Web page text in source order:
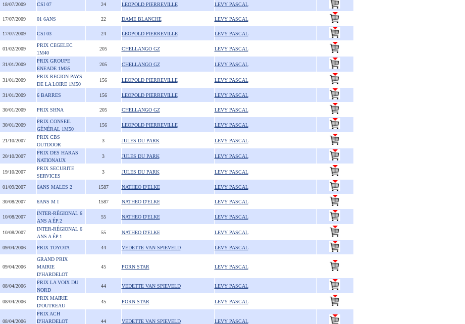
18/07/2009 CSI 07 24 LEOPOLD PIERREVILLE LEVY PASCAL
17/07/2009 01 6ANS 22 DAME BLANCHE LEVY PASCAL
17/07/2009 CSI 03 24 LEOPOLD PIERREVILLE LEVY PASCAL
01/02/2009
PRIX CEGELEC
1M40
205 CHELLANGO GZ LEVY PASCAL
31/01/2009
PRIX GROUPE
ENEADE 1M35
205 CHELLANGO GZ LEVY PASCAL
31/01/2009
PRIX REGION PAYS
DE LA LOIRE 1M50
156 LEOPOLD PIERREVILLE LEVY PASCAL
31/01/2009 6 BARRES 156 LEOPOLD PIERREVILLE LEVY PASCAL
30/01/2009 PRIX SHNA 205 CHELLANGO GZ LEVY PASCAL
30/01/2009
PRIX CONSEIL
GÉNÉRAL 1M50
156 LEOPOLD PIERREVILLE LEVY PASCAL
21/10/2007
PRIX CBS
OUTDOOR
3 JULES DU PARK LEVY PASCAL
20/10/2007
PRIX DES HARAS
NATIONAUX
3 JULES DU PARK LEVY PASCAL
19/10/2007
PRIX SECURITE
SERVICES
3 JULES DU PARK LEVY PASCAL
01/09/2007 6ANS MALES 2 1587 NATHEO D'ELKE LEVY PASCAL
30/08/2007 6ANS M I 1587 NATHEO D'ELKE LEVY PASCAL
10/08/2007
INTER-RÉGIONAL 6
ANS A ÉP.2
55 NATHEO D'ELKE LEVY PASCAL
10/08/2007
INTER-RÉGIONAL 6
ANS A ÉP.1
55 NATHEO D'ELKE LEVY PASCAL
09/04/2006 PRIX TOYOTA 44 VEDETTE VAN SPIEVELD LEVY PASCAL
09/04/2006
GRAND PRIX
MAIRIE
D'HARDELOT
45 PORN STAR LEVY PASCAL
08/04/2006
PRIX LA VOIX DU
NORD
44 VEDETTE VAN SPIEVELD LEVY PASCAL
08/04/2006
PRIX MAIRIE
D'OUTREAU
45 PORN STAR LEVY PASCAL
08/04/2006
PRIX ACH
D'HARDELOT
44 VEDETTE VAN SPIEVELD LEVY PASCAL